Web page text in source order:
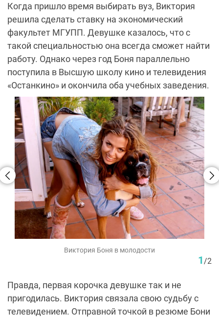
Когда пришло время выбирать вуз, Виктория
решила сделать ставку на экономический
факультет МГУПП. Девушке казалось, что с
такой специальностью она всегда сможет найти
работу. Однако через год Боня параллельно
поступила в Высшую школу кино и телевидения
«Останкино» и окончила оба учебных заведения.
Виктория Боня в молодости
1 /2
Правда, первая корочка девушке так и не
пригодилась. Виктория связала свою судьбу с
телевидением. Отправной точкой в резюме Бони